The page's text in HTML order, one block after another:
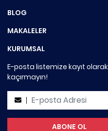
BLOG
MAKALELER
KURUMSAL
E-posta listemize kayıt
kaçırmayın!